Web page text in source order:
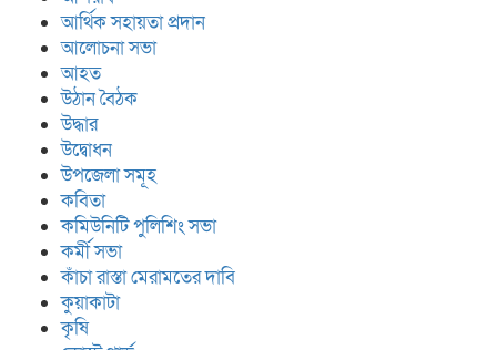
আর্থিক সহায়তা প্রদান
আলোচনা সভা
আহত
উঠান বৈঠক
উদ্ধার
উদ্বোধন
উপজেলা সমূহ
কবিতা
কমিউনিটি পুলিশিং সভা
কর্মী সভা
কাঁচা রাস্তা মেরামতের দাবি
কুয়াকাটা
কৃষি